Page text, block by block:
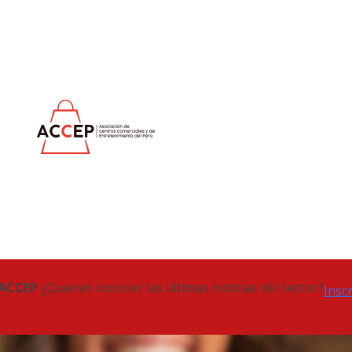
¿Quieres conocer las últimas noticias del sector?